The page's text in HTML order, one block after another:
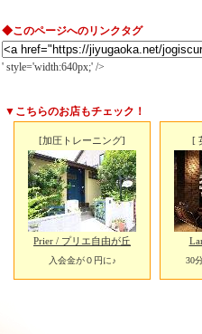
◆このページへのリンクタグ
' style='width:640px;' />
▼こちらのお店もチェック！
[加圧トレーニング]
Prier / プリエ自由が丘
入会金が０円に♪
[
30